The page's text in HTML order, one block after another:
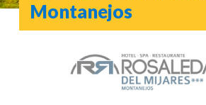
Montanejos